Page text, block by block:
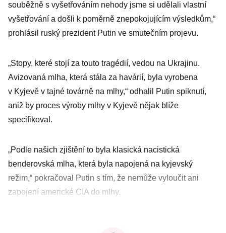
souběžně s vyšetřováním nehody jsme si udělali vlastní
vyšetřování a došli k poměrně znepokojujícím výsledkům,“
prohlásil ruský prezident Putin ve smutečním projevu.
„Stopy, které stojí za touto tragédií, vedou na Ukrajinu.
Avizovaná mlha, která stála za havárií, byla vyrobena
v Kyjevě v tajné továrně na mlhy,“ odhalil Putin spiknutí,
aniž by proces výroby mlhy v Kyjevě nějak blíže
specifikoval.
„Podle našich zjištění to byla klasická nacistická
benderovská mlha, která byla napojená na kyjevský
režim,“ pokračoval Putin s tím, že nemůže vyloučit ani
zapojení americké CIA do mlhy.